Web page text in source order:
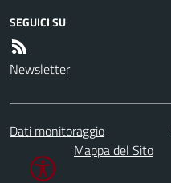
SEGUICI SU
Newsletter
Dati monitoraggio
Mappa del Sito